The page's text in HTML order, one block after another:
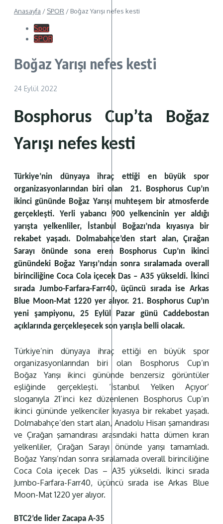
Anasayfa / SPOR / Boğaz Yarışı nefes kesti
Spor
SPOR
Boğaz Yarışı nefes kesti
24 Eylül 2022
Bosphorus Cup’ta Boğaz
Yarışı nefes kesti
Türkiye’nin dünyaya ihraç ettiği en büyük spor
organizasyonlarından biri olan 21. Bosphorus Cup’ın
ikinci gününde Boğaz Yarışı muhteşem bir atmosferde
gerçekleşti. Yerli yabancı 900 yelkencinin yer aldığı
yarışta yelkenliler, İstanbul Boğazı’nda kıyasıya bir
rekabet yaşadı. Dolmabahçe’den start alan, Çırağan
Sarayı önünde sona eren Bosphorus Cup’ın ikinci
günündeki Boğaz Yarışı’ndan sonra sıralamada overall
birinciliğine Coca Cola içecek Das – A35 yükseldi. İkinci
sırada Jumbo-Farfara-Farr40, üçüncü sırada ise Arkas
Blue Moon-Mat 1220 yer alıyor. 21. Bosphorus Cup’ın
yeni şampiyonu, 25 Eylül Pazar günü Caddebostan
açıklarında gerçekleşecek son yarışla belli olacak.
Türkiye’nin dünyaya ihraç ettiği en büyük spor
organizasyonlarından biri olan Bosphorus Cup’ın
Boğaz Yarışı ikinci gününde benzersiz görüntüler
eşliğinde gerçekleşti. ‘İstanbul Yelken Açıyor’
sloganıyla 21’inci kez düzenlenen Bosphorus Cup’ın
ikinci gününde yelkenciler kıyasıya bir rekabet yaşadı.
Dolmabahçe’den start alan, Anadolu Hisarı şamandırası
ve Çırağan şamandırası arasındaki hatta dümen kıran
yelkenliler, Çırağan Sarayı önünde yarışı tamamladı.
Boğaz Yarışı’ndan sonra sıralamada overall birinciliğine
Coca Cola içecek Das – A35 yükseldi. İkinci sırada
Jumbo-Farfara-Farr40, üçüncü sırada ise Arkas Blue
Moon-Mat 1220 yer alıyor.
BTC2’de lider Zacapa A-35